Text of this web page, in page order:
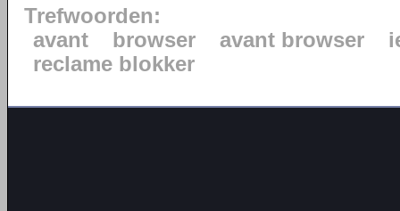
Trefwoorden:
avant
browser avant browser
reclame blokker